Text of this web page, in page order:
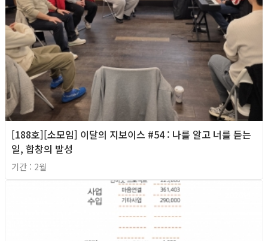
[188호][소모임] 이달의 지보이스 #54 : 나를 알고 너를 듣는
일, 합창의 발성
기간 : 2월